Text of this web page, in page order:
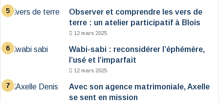
Observer et comprendre les vers de
terre : un atelier participatif à Blois
12 mars 2025
Wabi-sabi : reconsidérer l’éphémère,
l’usé et l’imparfait
12 mars 2025
Avec son agence matrimoniale, Axelle
se sent en mission